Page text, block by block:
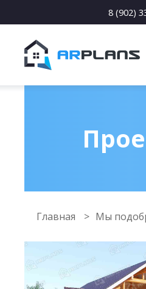
8 (902)
Главная Мы